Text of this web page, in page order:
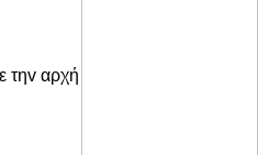
τηv αρχή